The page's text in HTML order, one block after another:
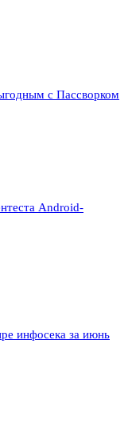
с Пассворком
Android-
инфосека за июнь